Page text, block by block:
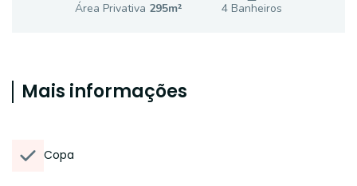
Área Privativa 295m² 4 Banheiros
Mais informações
Copa